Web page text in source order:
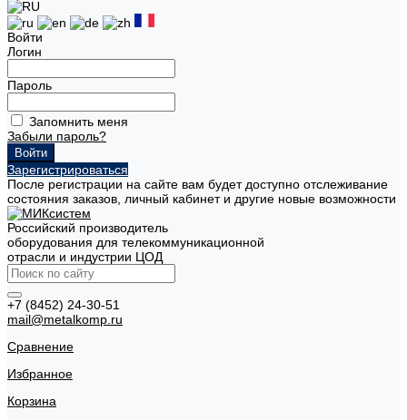
Войти
Логин
Пароль
Запомнить меня
Забыли пароль?
Зарегистрироваться
После регистрации на сайте вам будет доступно отслеживание
состояния заказов, личный кабинет и другие новые возможности
Российский производитель
оборудования для телекоммуникационной
отрасли и индустрии ЦОД
+7 (8452) 24-30-51
mail@metalkomp.ru
Сравнение
Избранное
Корзина